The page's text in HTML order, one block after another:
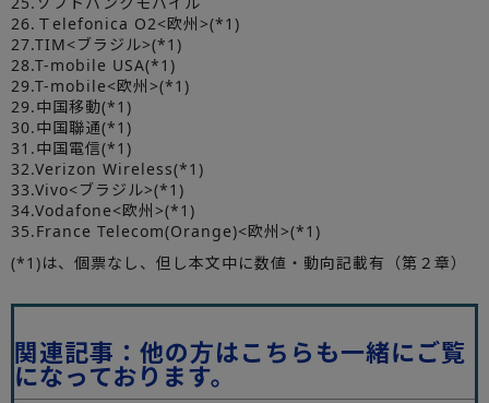
26.Ｔelefonica O2<欧州>(*1)
27.TIM<ブラジル>(*1)
28.T-mobile USA(*1)
29.T-mobile<欧州>(*1)
29.中国移動(*1)
30.中国聯通(*1)
31.中国電信(*1)
32.Verizon Wireless(*1)
33.Vivo<ブラジル>(*1)
34.Vodafone<欧州>(*1)
35.France Telecom(Orange)<欧州>(*1)
(*1)は、個票なし、但し本文中に数値・動向記載有（第２章）
関連記事：他の方はこちらも一緒にご覧
になっております。